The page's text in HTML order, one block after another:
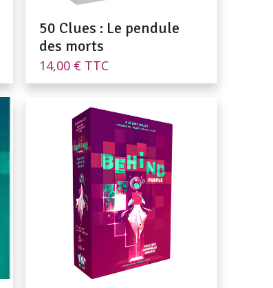
50 Clues : Le pendule
des morts
14,00 € TTC